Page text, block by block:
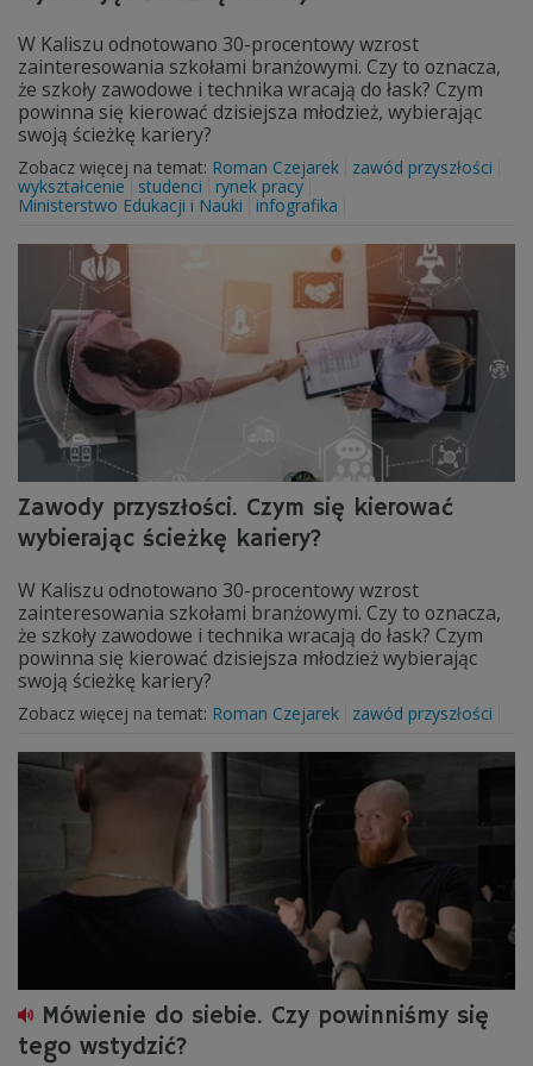
W Kaliszu odnotowano 30-procentowy wzrost
zainteresowania szkołami branżowymi. Czy to oznacza,
że szkoły zawodowe i technika wracają do łask? Czym
powinna się kierować dzisiejsza młodzież, wybierając
swoją ścieżkę kariery?
Zobacz więcej na temat: Roman Czejarek
zawód przyszłości
wykształcenie
studenci
rynek pracy
Ministerstwo Edukacji i Nauki
infografika
Zawody przyszłości. Czym się kierować
wybierając ścieżkę kariery?
W Kaliszu odnotowano 30-procentowy wzrost
zainteresowania szkołami branżowymi. Czy to oznacza,
że szkoły zawodowe i technika wracają do łask? Czym
powinna się kierować dzisiejsza młodzież wybierając
swoją ścieżkę kariery?
Zobacz więcej na temat: Roman Czejarek zawód przyszłości
Mówienie do siebie. Czy powinniśmy się
tego wstydzić?